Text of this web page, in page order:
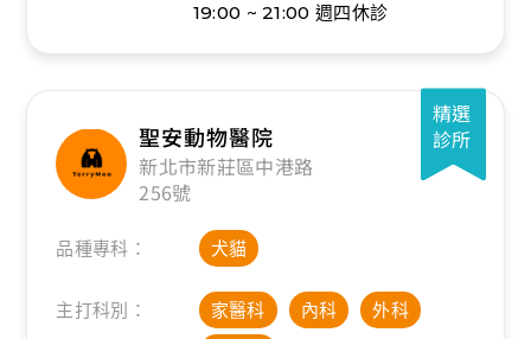
19:00 ~ 21:00 週四休診
精選
診所
聖安動物醫院
新北市新莊區中港路
256號
品種專科： 犬貓
主打科別： 家醫科 內科 外科